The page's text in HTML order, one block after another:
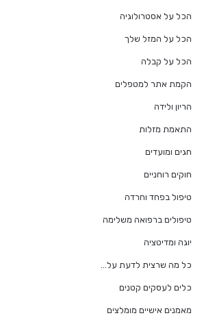
הכל על אסטרולוגיה
הכל על המזל שלך
הכל על קבלה
הקמת אתר למטפלים
הריון ולידה
התאמת מזלות
חגים ומועדים
חוקים רוחניים
טיפול בפחד וחרדה
טיפולים ברפואה משלימה
יוגה ומדיטציה
כל מה שרצית לדעת על…
כלים לעסקים קטנים
מאמנים אישיים מומלצים